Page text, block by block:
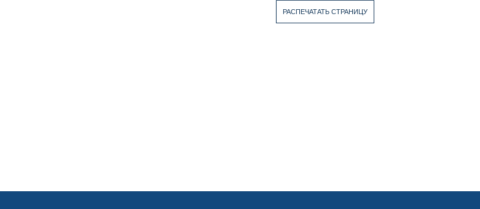
РАСПЕЧАТАТЬ СТРАНИЦУ